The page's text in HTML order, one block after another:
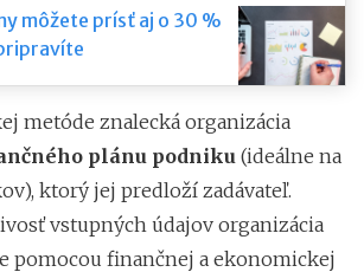
môžete prísť aj o 30 %
metóde znalecká organizácia
plánu podniku (ideálne na
ktorý jej predloží zadávateľ.
vstupných údajov organizácia
pomocou finančnej a ekonomickej